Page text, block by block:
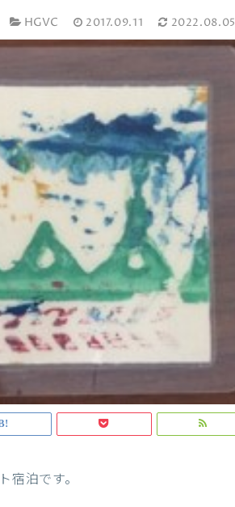
HGVC 2017.09.11 2022.08.05
泊です。